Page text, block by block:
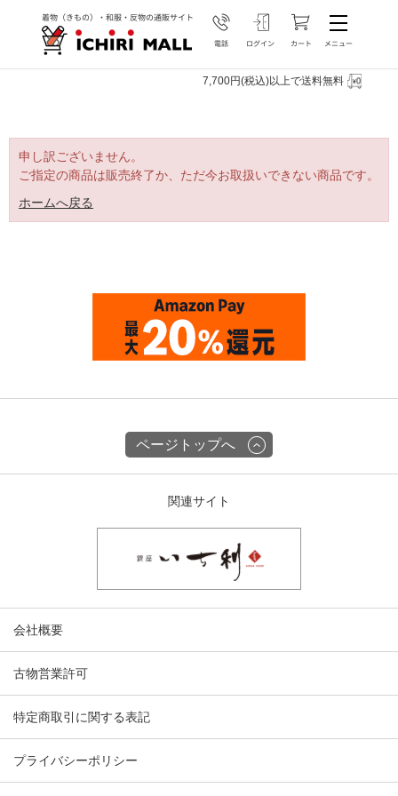
7,700円(税込)以上で送料無料
申し訳ございません。
ご指定の商品は販売終了か、ただ今お取扱いできない商品です。
ホームへ戻る
ページトップへ
関連サイト
会社概要
古物営業許可
特定商取引に関する表記
プライバシーポリシー